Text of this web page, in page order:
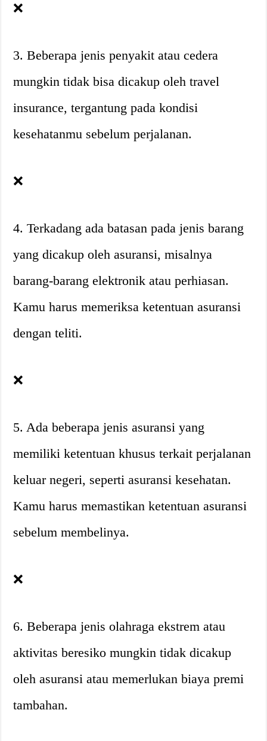
❌
3. Beberapa jenis penyakit atau cedera
mungkin tidak bisa dicakup oleh travel
insurance, tergantung pada kondisi
kesehatanmu sebelum perjalanan.
❌
4. Terkadang ada batasan pada jenis barang
yang dicakup oleh asuransi, misalnya
barang-barang elektronik atau perhiasan.
Kamu harus memeriksa ketentuan asuransi
dengan teliti.
❌
5. Ada beberapa jenis asuransi yang
memiliki ketentuan khusus terkait perjalanan
keluar negeri, seperti asuransi kesehatan.
Kamu harus memastikan ketentuan asuransi
sebelum membelinya.
❌
6. Beberapa jenis olahraga ekstrem atau
aktivitas beresiko mungkin tidak dicakup
oleh asuransi atau memerlukan biaya premi
tambahan.